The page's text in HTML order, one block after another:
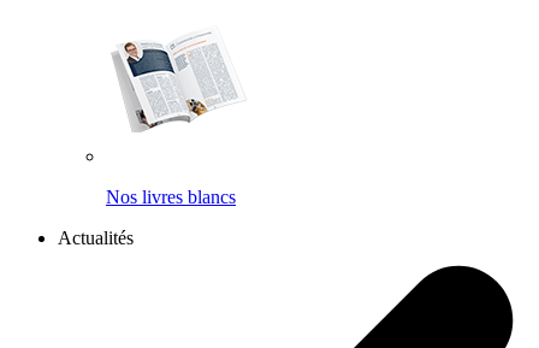
Nos livres blancs
Actualités